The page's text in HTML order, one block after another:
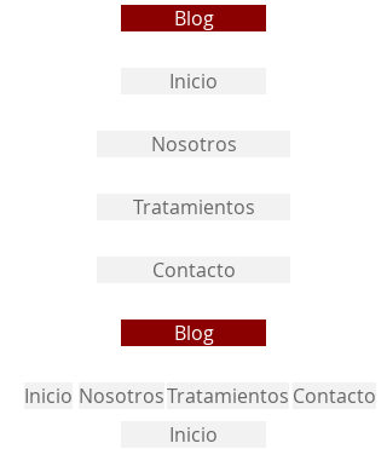
Blog
Inicio
Nosotros
Tratamientos
Contacto
Blog
Inicio NosotrosTratamientos Contacto
Inicio